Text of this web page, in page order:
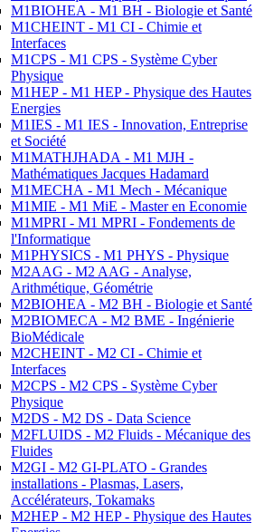
M1BIOHEA - M1 BH - Biologie et Santé
M1CHEINT - M1 CI - Chimie et
Interfaces
M1CPS - M1 CPS - Système Cyber
Physique
M1HEP - M1 HEP - Physique des Hautes
Energies
M1IES - M1 IES - Innovation, Entreprise
et Société
M1MATHJHADA - M1 MJH -
Mathématiques Jacques Hadamard
M1MECHA - M1 Mech - Mécanique
M1MIE - M1 MiE - Master en Economie
M1MPRI - M1 MPRI - Fondements de
l'Informatique
M1PHYSICS - M1 PHYS - Physique
M2AAG - M2 AAG - Analyse,
Arithmétique, Géométrie
M2BIOHEA - M2 BH - Biologie et Santé
M2BIOMECA - M2 BME - Ingénierie
BioMédicale
M2CHEINT - M2 CI - Chimie et
Interfaces
M2CPS - M2 CPS - Système Cyber
Physique
M2DS - M2 DS - Data Science
M2FLUIDS - M2 Fluids - Mécanique des
Fluides
M2GI - M2 GI-PLATO - Grandes
installations - Plasmas, Lasers,
Accélérateurs, Tokamaks
M2HEP - M2 HEP - Physique des Hautes